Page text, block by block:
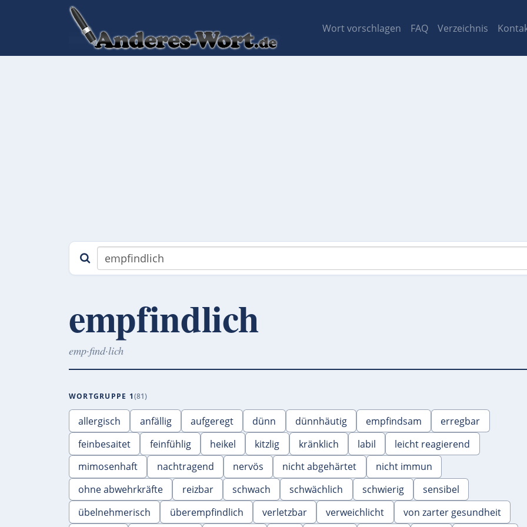
Wort vorschlagen FAQ Verzeichnis
empfindlich
emp·find·lich
WORTGRUPPE 1 81
allergisch anfällig aufgeregt dünn dünnhäutig empfindsam
erregbar
feinbesaitet
feinfühlig heikel kitzlig kränklich labil
leicht reagierend
mimosenhaft
nachtragend nervös nicht abgehärtet
nicht immun
ohne abwehrkräfte
reizbar schwach schwächlich schwierig
sensibel
übelnehmerisch
überempfindlich verletzbar verweichlicht
von zarter gesundheit